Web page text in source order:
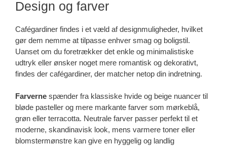
Design og farver
Cafégardiner findes i et væld af designmuligheder, hvilket
gør dem nemme at tilpasse enhver smag og boligstil.
Uanset om du foretrækker det enkle og minimalistiske
udtryk eller ønsker noget mere romantisk og dekorativt,
findes der cafégardiner, der matcher netop din indretning.
Farverne spænder fra klassiske hvide og beige nuancer til
bløde pasteller og mere markante farver som mørkeblå,
grøn eller terracotta. Neutrale farver passer perfekt til et
moderne, skandinavisk look, mens varmere toner eller
blomstermønstre kan give en hyggelig og landlig